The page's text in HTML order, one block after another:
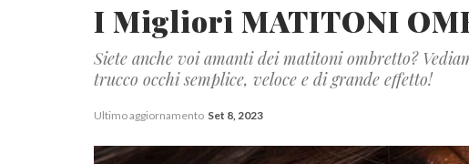
I Migliori MATITONI
Siete anche voi amanti dei matitoni ombretto?
trucco occhi semplice, veloce e di grande effetto!
Ultimo aggiornamento Set 8, 2023